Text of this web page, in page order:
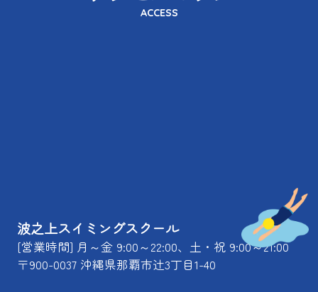
ACCESS
波之上スイミングスクール
[営業時間] 月～金 9:00～22:00、土・祝 9:00～21:00
〒900-0037 沖縄県那覇市辻3丁目1-40